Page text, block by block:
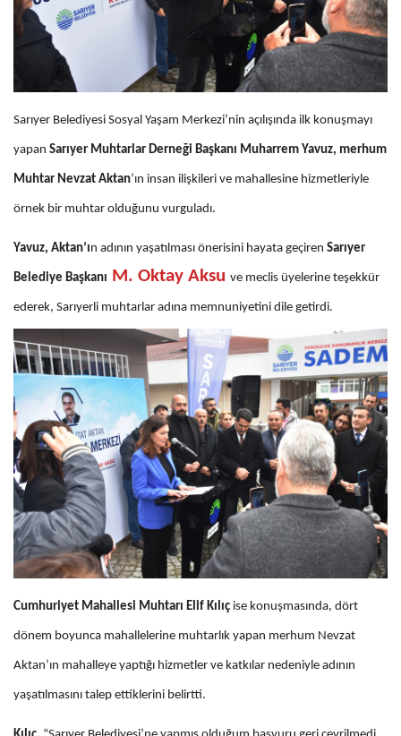
Sarıyer Belediyesi Sosyal Yaşam Merkezi’nin açılışında ilk konuşmayı
yapan Sarıyer Muhtarlar Derneği Başkanı Muharrem Yavuz, merhum
Muhtar Nevzat Aktan’ın insan ilişkileri ve mahallesine hizmetleriyle
örnek bir muhtar olduğunu vurguladı.
Yavuz, Aktan’ın adının yaşatılması önerisini hayata geçiren Sarıyer
Belediye Başkanı M. Oktay Aksu ve meclis üyelerine teşekkür
ederek, Sarıyerli muhtarlar adına memnuniyetini dile getirdi.
Cumhuriyet Mahallesi Muhtarı Elif Kılıç ise konuşmasında, dört
dönem boyunca mahallelerine muhtarlık yapan merhum Nevzat
Aktan’ın mahalleye yaptığı hizmetler ve katkılar nedeniyle adının
yaşatılmasını talep ettiklerini belirtti.